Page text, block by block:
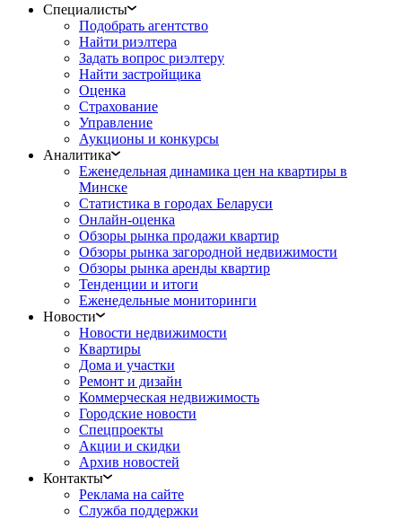
Специалисты
Подобрать агентство
Найти риэлтера
Задать вопрос риэлтеру
Найти застройщика
Оценка
Страхование
Управление
Аукционы и конкурсы
Аналитика
Еженедельная динамика цен на квартиры в
Минске
Статистика в городах Беларуси
Онлайн-оценка
Обзоры рынка продажи квартир
Обзоры рынка загородной недвижимости
Обзоры рынка аренды квартир
Тенденции и итоги
Еженедельные мониторинги
Новости
Новости недвижимости
Квартиры
Дома и участки
Ремонт и дизайн
Коммерческая недвижимость
Городские новости
Спецпроекты
Акции и скидки
Архив новостей
Контакты
Реклама на сайте
Служба поддержки